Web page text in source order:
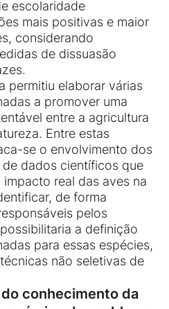
escolaridade
mais positivas e maior
considerando
de dissuasão
permitiu elaborar várias
a promover uma
entre a agricultura
Entre estas
se o envolvimento dos
dados científicos que
real das aves na
de forma
pelos
a definição
para essas espécies,
não seletivas de
conhecimento da